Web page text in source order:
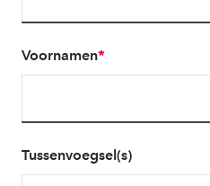
Voornamen*
Tussenvoegsel(s)